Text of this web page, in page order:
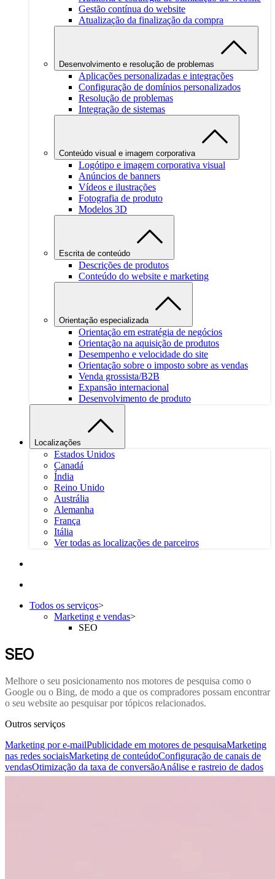
Gestão contínua do website
Atualização da finalização da compra
Desenvolvimento e resolução de problemas
Aplicações personalizadas e integrações
Configuração de domínios personalizados
Resolução de problemas
Integração de sistemas
Conteúdo visual e imagem corporativa
Logótipo e imagem corporativa visual
Anúncios de banners
Vídeos e ilustrações
Fotografia de produto
Modelos 3D
Escrita de conteúdo
Descrições de produtos
Conteúdo do website e marketing
Orientação especializada
Orientação em estratégia de negócios
Orientação na aquisição de produtos
Desempenho e velocidade do site
Orientação sobre o imposto sobre as vendas
Venda grossista/B2B
Expansão internacional
Desenvolvimento de produto
Localizações
Estados Unidos
Canadá
Índia
Reino Unido
Austrália
Alemanha
França
Itália
Ver todas as localizações de parceiros
Todos os serviços>
Marketing e vendas>
SEO
SEO
Melhore o seu posicionamento nos motores de pesquisa como o
Google ou o Bing, de modo a que os compradores possam encontrar
o seu website ao pesquisar por tópicos relacionados.
Outros serviços
Marketing por e-mailPublicidade em motores de pesquisaMarketing
nas redes sociaisMarketing de conteúdoConfiguração de canais de
vendasOtimização da taxa de conversãoAnálise e rastreio de dados